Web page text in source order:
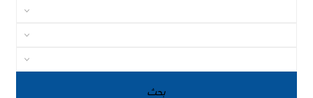
بحث